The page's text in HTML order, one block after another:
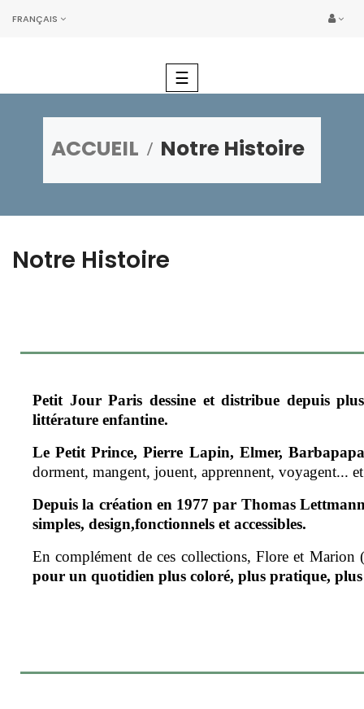
FRANÇAIS
Basculer
la
☰
ACCUEIL Notre Histoire
Notre Histoire
Petit Jour Paris dessine et distribue depuis
littérature enfantine.
Le Petit Prince, Pierre Lapin, Elmer,
dorment, mangent, jouent, apprennent, voyagent...
Depuis la création en 1977 par Thomas
simples, design,fonctionnels et accessibles.
En complément de ces collections, Flore et
pour un quotidien plus coloré, plus pratique,